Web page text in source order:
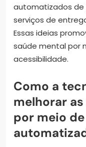
automatizados de
serviços de
Essas ideias
saúde mental por
acessibilidade.
Como a
melhorar
por meio